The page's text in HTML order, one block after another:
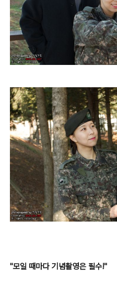
"모일 때마다 기념촬영은 필수!"